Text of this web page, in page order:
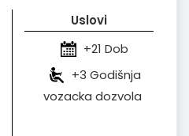
Uslovi
+21 Dob
+3 Godišnja
vozacka dozvola